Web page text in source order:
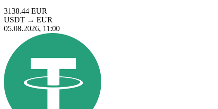
3138.44 EUR
USDT → EUR
05.08.2026, 11:00